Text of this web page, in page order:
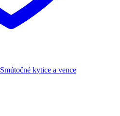
Smútočné kytice a vence